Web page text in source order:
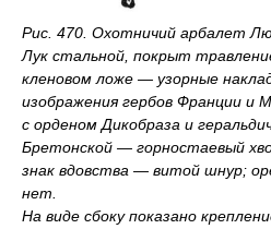
Рис. 470. Охотничий арбалет
Лук стальной, покрыт
кленовом ложе — узорные
изображения гербов Франции и
с орденом Дикобраза и
Бретонской — горностаевый
знак вдовства — витой шнур;
нет.
На виде сбоку показано